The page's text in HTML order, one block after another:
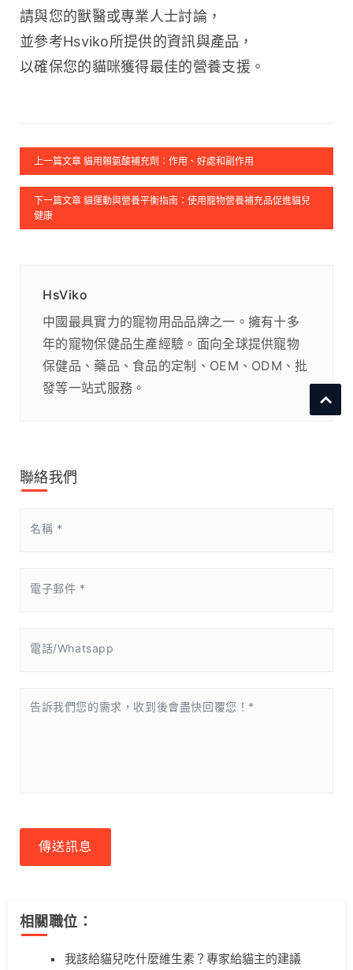
請與您的獸醫或專業人士討論，
並參考Hsviko所提供的資訊與產品，
以確保您的貓咪獲得最佳的營養支援。
上一篇文章 貓用賴氨酸補充劑：作用、好處和副作用
下一篇文章 貓運動與營養平衡指南：使用寵物營養補充品促進貓兒
健康
HsViko
中國最具實力的寵物用品品牌之一。擁有十多
年的寵物保健品生產經驗。面向全球提供寵物
保健品、藥品、食品的定制、OEM、ODM、批
發等一站式服務。
聯絡我們
傳送訊息
相關職位：
我該給貓兒吃什麼維生素？專家給貓主的建議